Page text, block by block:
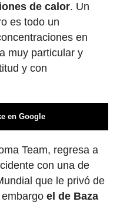
de calor. Un
es todo un
en
muy particular y
y con
en Google
Team, regresa a
con una de
que le privó de
el de Baza